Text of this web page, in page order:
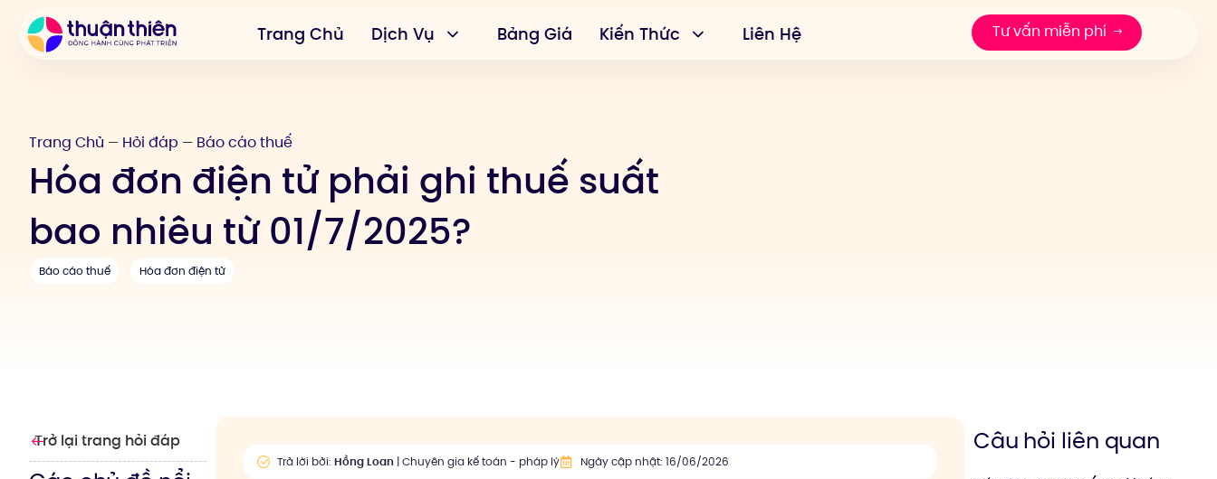
Trang Chủ Dịch Vụ Bảng Giá Kiến Thức Liên Hệ Tư vấn miễn phí
Trang Chủ — Hỏi đáp — Báo cáo thuế
Hóa đơn điện tử phải ghi thuế suất
bao nhiêu từ 01/7/2025?
Báo cáo thuế Hóa đơn điện tử
Trở lại trang hỏi đáp
Trả lời bởi:Hồng Loan | Chuyên gia kế toán - pháp lý Ngày cập nhật: 16/06/2026
Câu hỏi liên quan